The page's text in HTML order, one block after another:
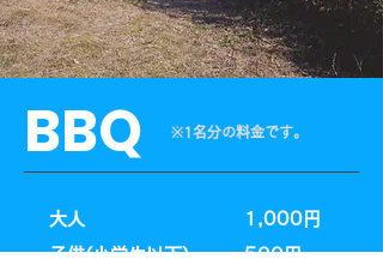
BBQ ​※1名分の料金です。
大人
子供(小学生以下)
1,000円
500円